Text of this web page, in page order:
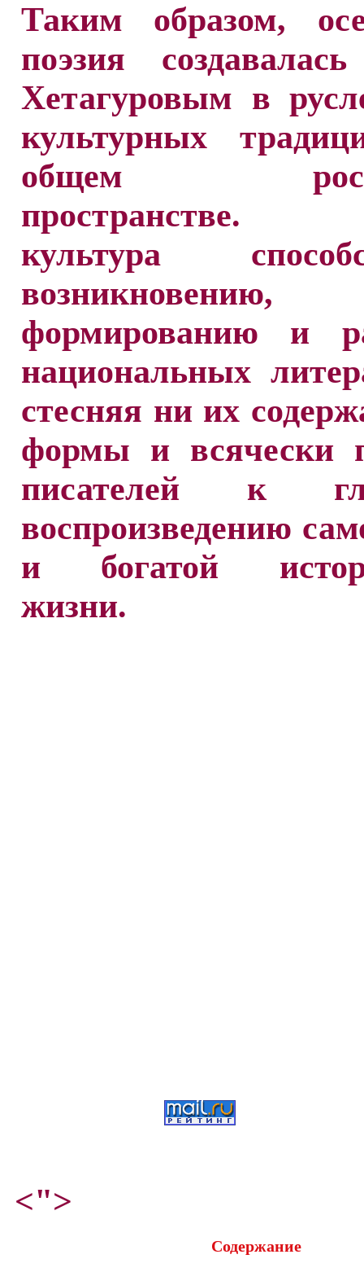
Таким образом,
поэзия
Хетагуровым в
культурных
общем
пространстве.
культура
возникновению,
формированию и
национальных
стесняя ни их
формы и всячески
писателей к
воспроизведению
и богатой
жизни.
<">
Содержание